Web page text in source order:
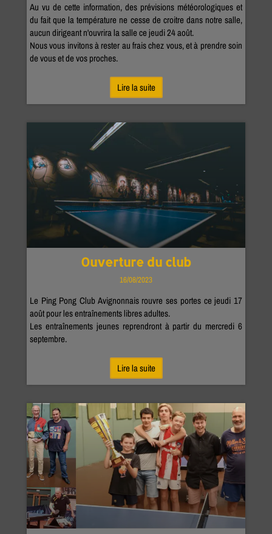
Au vu de cette information, des prévisions météorologiques et
du fait que la température ne cesse de croitre dans notre salle,
aucun dirigeant n'ouvrira la salle ce jeudi 24 août.
Nous vous invitons à rester au frais chez vous, et à prendre soin
de vous et de vos proches.
Lire la suite
Ouverture du club
16/08/2023
Le Ping Pong Club Avignonnais rouvre ses portes ce jeudi 17
août pour les entraînements libres adultes.
Les entraînements jeunes reprendront à partir du mercredi 6
septembre.
Lire la suite